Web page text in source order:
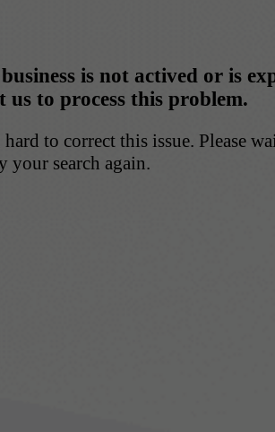
is not actived or is
us to process this problem.
to correct this issue. Please
your search again.